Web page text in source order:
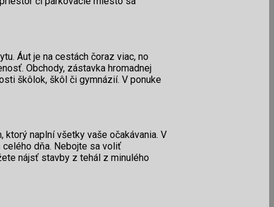
Áut je na cestách čoraz viac, no
Obchody, zástavka hromadnej
škôlok, škôl či gymnázií. V ponuke
naplní všetky vaše očakávania. V
dňa. Nebojte sa voliť
nájsť stavby z tehál z minulého